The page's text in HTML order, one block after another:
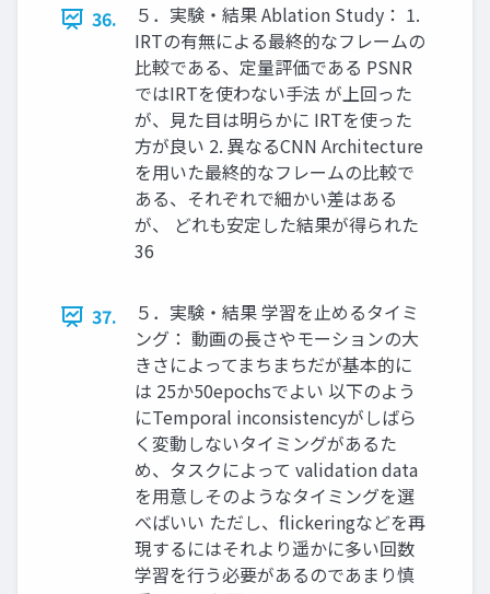
36.
５．実験・結果 Ablation Study： 1.
IRTの有無による最終的なフレームの
比較である、定量評価である PSNR
ではIRTを使わない手法 が上回った
が、見た目は明らかに IRTを使った
方が良い 2. 異なるCNN Architecture
を用いた最終的なフレームの比較で
ある、それぞれで細かい差はある
が、 どれも安定した結果が得られた
36
37.
５．実験・結果 学習を止めるタイミ
ング： 動画の長さやモーションの大
きさによってまちまちだが基本的に
は 25か50epochsでよい 以下のよう
にTemporal inconsistencyがしばら
く変動しないタイミングがあるた
め、タスクによって validation data
を用意しそのようなタイミングを選
べばいい ただし、flickeringなどを再
現するにはそれより遥かに多い回数
学習を行う必要があるのであまり慎